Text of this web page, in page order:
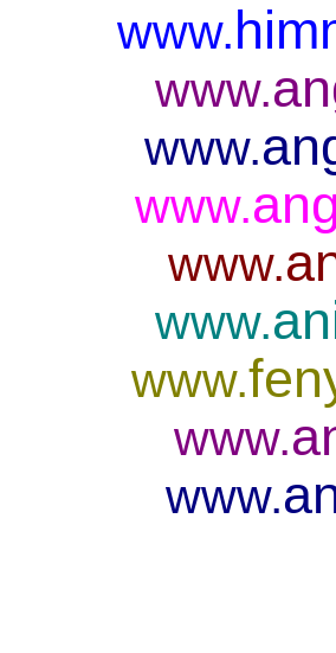
www.
www.
www.
www.
www.
www.
www.
www.
www.